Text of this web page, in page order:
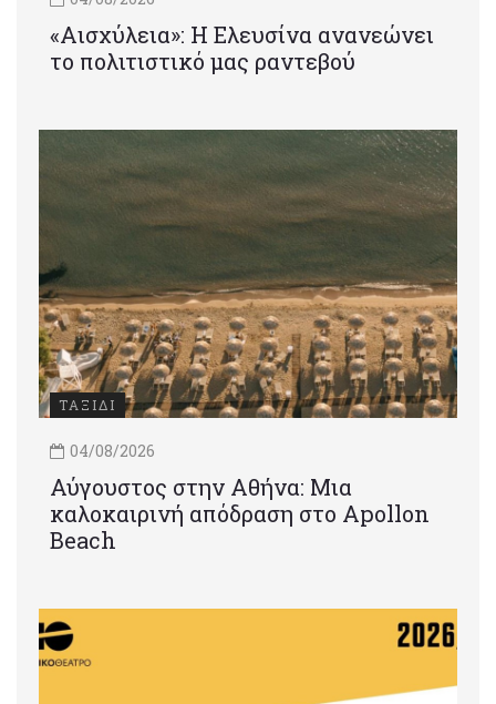
«Αισχύλεια»: Η Ελευσίνα ανανεώνει
το πολιτιστικό μας ραντεβού
ΤΑΞΙΔΙ
04/08/2026
Αύγουστος στην Αθήνα: Μια
καλοκαιρινή απόδραση στο Apollon
Beach